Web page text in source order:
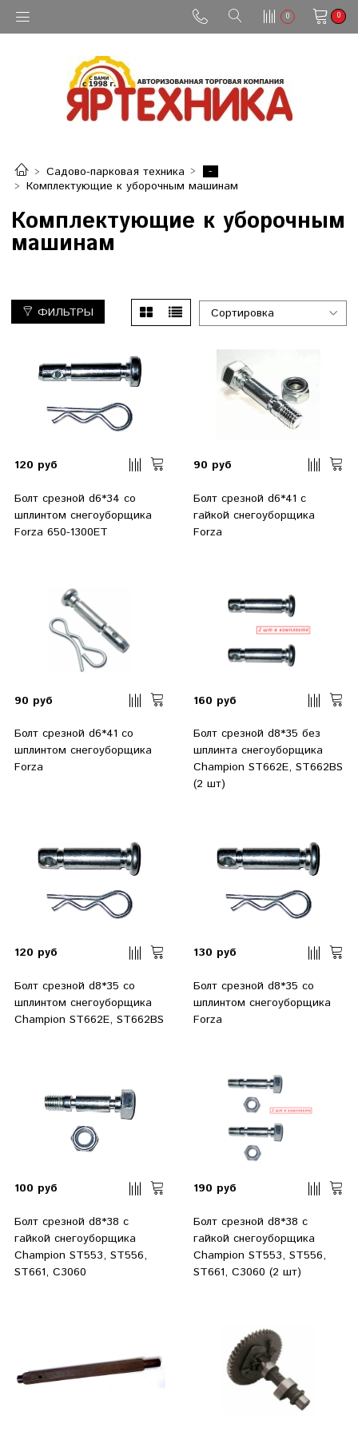
0 0
Садово-парковая техника
-
Комплектующие к уборочным машинам
Комплектующие к уборочным
машинам
ФИЛЬТРЫ
120 руб
Болт срезной d6*34 со
шплинтом снегоуборщика
Forza 650-1300ET
90 руб
Болт срезной d6*41 с
гайкой снегоуборщика
Forza
90 руб
Болт срезной d6*41 со
шплинтом снегоуборщика
Forza
160 руб
Болт срезной d8*35 без
шплинта снегоуборщика
Champion ST662E, ST662BS
(2 шт)
120 руб
Болт срезной d8*35 со
шплинтом снегоуборщика
Champion ST662E, ST662BS
130 руб
Болт срезной d8*35 со
шплинтом снегоуборщика
Forza
100 руб
Болт срезной d8*38 с
гайкой снегоуборщика
Champion ST553, ST556,
ST661, C3060
190 руб
Болт срезной d8*38 с
гайкой снегоуборщика
Champion ST553, ST556,
ST661, C3060 (2 шт)